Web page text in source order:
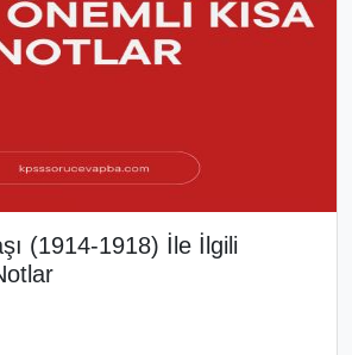
(1914-1918) İle İlgili